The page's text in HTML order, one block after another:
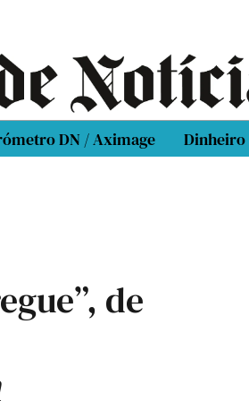
DN / Aximage Dinheiro
de